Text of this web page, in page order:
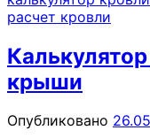
расчет кровли
крыши
Опубликовано